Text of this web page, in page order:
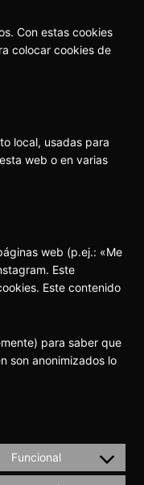
Con estas cookies
colocar cookies de
local, usadas para
web o en varias
web (p.ej.: «Me
Este
Este contenido
para saber que
son anonimizados lo
Funcional
Consent